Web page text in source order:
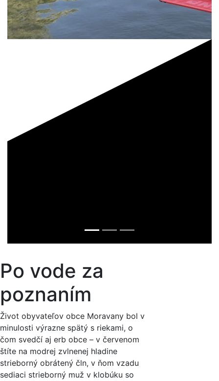
Po vode za
poznaním
Život obyvateľov obce Moravany bol v
minulosti výrazne spätý s riekami, o
čom svedčí aj erb obce – v červenom
štíte na modrej zvlnenej hladine
strieborný obrátený čln, v ňom vzadu
sediaci strieborný muž v klobúku so